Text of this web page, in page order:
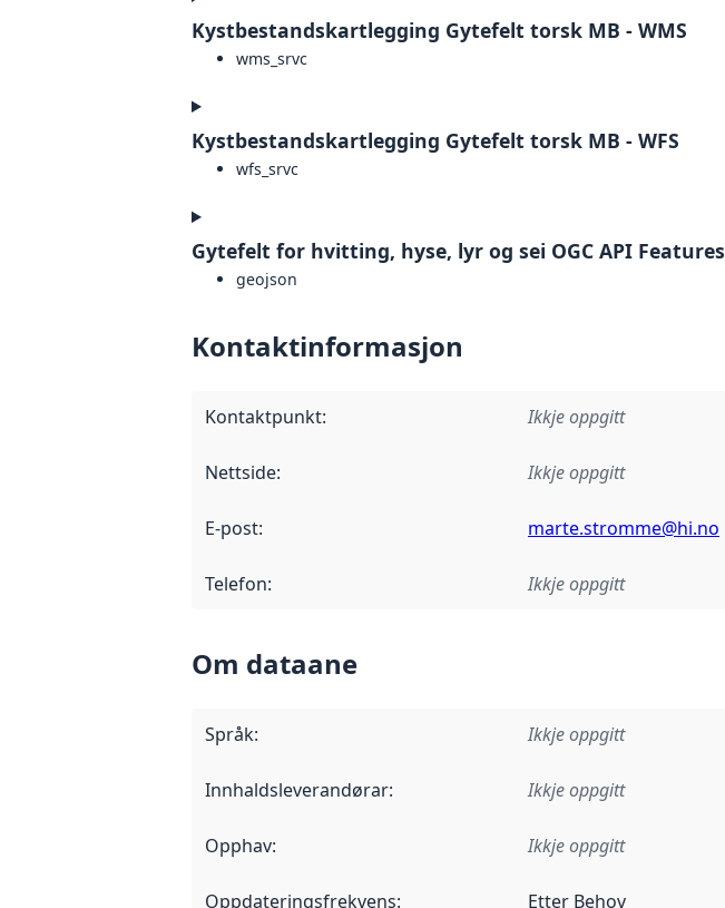
Kystbestandskartlegging Gytefelt torsk MB - WMS
wms_srvc
Kystbestandskartlegging Gytefelt torsk MB - WFS
wfs_srvc
Gytefelt for hvitting, hyse, lyr og sei OGC API Features
geojson
Kontaktinformasjon
Kontaktpunkt: Ikkje oppgitt
Nettside: Ikkje oppgitt
E-post: marte.stromme@hi.no
Telefon: Ikkje oppgitt
Om dataane
Språk: Ikkje oppgitt
Innhaldsleverandørar: Ikkje oppgitt
Opphav: Ikkje oppgitt
Oppdateringsfrekvens: Etter Behov